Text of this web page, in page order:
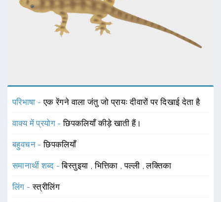
परिभाषा -एक रेंगने वाला जंतु जो प्रायः दीवारों पर दिखाई देता है
वाक्य में प्रयोग -छिपकलियाँ कीड़े खाती हैं।
बहुवचन -छिपकलियाँ
समानार्थी शब्द -बिस्तुइया ,भित्तिका ,पल्ली ,लक्तिका
लिंग -स्त्रीलिंग